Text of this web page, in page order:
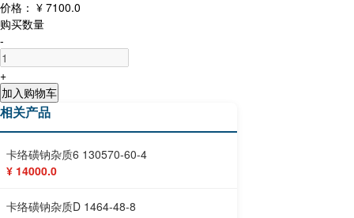
价格： ¥ 7100.0
购买数量
-
+
加入购物车
相关产品
卡络磺钠杂质6 130570-60-4
¥ 14000.0
卡络磺钠杂质D 1464-48-8